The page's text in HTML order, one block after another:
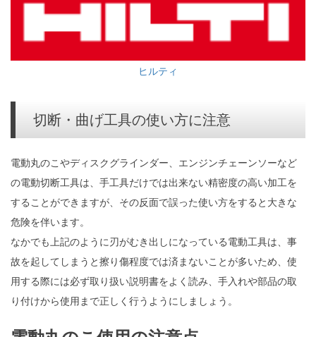
ヒルティ
切断・曲げ工具の使い方に注意
電動丸のこやディスクグラインダー、エンジンチェーンソーなど
の電動切断工具は、手工具だけでは出来ない精密度の高い加工を
することができますが、その反面で誤った使い方をすると大きな
危険を伴います。
なかでも上記のように刃がむき出しになっている電動工具は、事
故を起してしまうと擦り傷程度では済まないことが多いため、使
用する際には必ず取り扱い説明書をよく読み、手入れや部品の取
り付けから使用まで正しく行うようにしましょう。